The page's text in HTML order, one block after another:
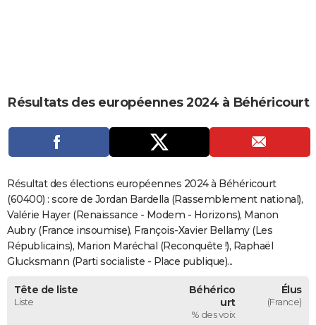
CARTE DE VOEUX
Carte de Noël
Carte Bonne année
Carte Saint-Valentin
Carte Pâques
Carte d'anniversaire
DICTIONNAIRE
Dictionnaire
Biographies
Citations
Expressions
Proverbes
PROGRAMME TV
COPAINS D'AVANT
S'inscrire
Se connecter
Lycées
Collèges
Primaires
Universités
Entreprises
Service militaire
Avis de recherche
AVIS DE DÉCÈS
FORUM
Résultats des européennes 2024 à Béhéricourt
Résultat des élections européennes 2024 à Béhéricourt
(60400) : score de Jordan Bardella (Rassemblement national),
Valérie Hayer (Renaissance - Modem - Horizons), Manon
Aubry (France insoumise), François-Xavier Bellamy (Les
Républicains), Marion Maréchal (Reconquête !), Raphaël
Glucksmann (Parti socialiste - Place publique)...
Tête de liste
Liste
Béhérico
urt
% des voix
Élus
(France)